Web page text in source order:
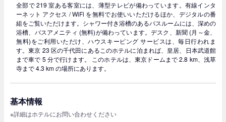
全部で 219 室ある客室には、薄型テレビが備わっています。有線インタ
ーネット アクセス / WiFi を無料でお使いいただけるほか、デジタルの番
組をご覧いただけます。シャワー付き浴槽のあるバスルームには、深めの
浴槽、バスアメニティ (無料)が備わっています。デスク、新聞 (月～金、
無料)をご利用いただけ、ハウスキーピング サービスは、毎日行われま
す。東京 23 区の千代田にあるこのホテルに泊まれば、皇居、日本武道館
まで車で 5 分で行けます。 このホテルは、東京ドームまで 2.8 km、浅草
寺まで 4.3 km の場所にあります。
基本情報
※詳細はホテルにお問い合わせください